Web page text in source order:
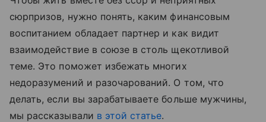
сюрпризов, нужно понять, каким финансовым
воспитанием обладает партнер и как видит
взаимодействие в союзе в столь щекотливой
теме. Это поможет избежать многих
недоразумений и разочарований. О том, что
делать, если вы зарабатываете больше мужчины,
мы рассказывали в этой статье.